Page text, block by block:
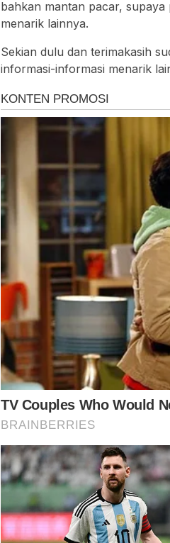
bahkan mantan pacar,
menarik lainnya.
Sekian dulu dan terimakasih
informasi-informasi menarik